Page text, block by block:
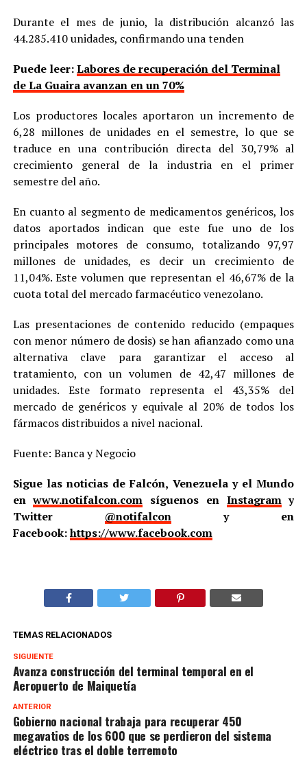
Durante el mes de junio, la distribución alcanzó las
44.285.410 unidades, confirmando una tenden
Puede leer:Labores de recuperación del Terminal
de La Guaira avanzan en un 70%
Los productores locales aportaron un incremento de
6,28 millones de unidades en el semestre, lo que se
traduce en una contribución directa del 30,79% al
crecimiento general de la industria en el primer
semestre del año.
En cuanto al segmento de medicamentos genéricos, los
datos aportados indican que este fue uno de los
principales motores de consumo, totalizando 97,97
millones de unidades, es decir un crecimiento de
11,04%. Este volumen que representan el 46,67% de la
cuota total del mercado farmacéutico venezolano.
Las presentaciones de contenido reducido (empaques
con menor número de dosis) se han afianzado como una
alternativa clave para garantizar el acceso al
tratamiento, con un volumen de 42,47 millones de
unidades. Este formato representa el 43,35% del
mercado de genéricos y equivale al 20% de todos los
fármacos distribuidos a nivel nacional.
Fuente: Banca y Negocio
Sigue las noticias de Falcón, Venezuela y el Mundo
enwww.notifalcon.com síguenos en Instagramy
Twitter @notifalcony en
Facebook:https://www.facebook.com
TEMAS RELACIONADOS
SIGUIENTE
Avanza construcción del terminal temporal en el
Aeropuerto de Maiquetía
ANTERIOR
Gobierno nacional trabaja para recuperar 450
megavatios de los 600 que se perdieron del sistema
eléctrico tras el doble terremoto